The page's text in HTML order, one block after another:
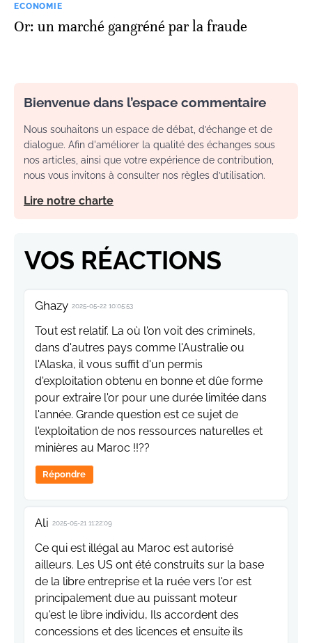
ECONOMIE
Or: un marché gangréné par la fraude
Bienvenue dans l’espace commentaire
Nous souhaitons un espace de débat, d’échange et de
dialogue. Afin d'améliorer la qualité des échanges sous
nos articles, ainsi que votre expérience de contribution,
nous vous invitons à consulter nos règles d’utilisation.
Lire notre charte
VOS RÉACTIONS
Ghazy 2025-05-22 10:05:53
Tout est relatif. La où l'on voit des criminels,
dans d'autres pays comme l'Australie ou
l'Alaska, il vous suffit d'un permis
d'exploitation obtenu en bonne et dûe forme
pour extraire l'or pour une durée limitée dans
l'année. Grande question est ce sujet de
l'exploitation de nos ressources naturelles et
minières au Maroc !!??
Répondre
Ali 2025-05-21 11:22:09
Ce qui est illégal au Maroc est autorisé
ailleurs. Les US ont été construits sur la base
de la libre entreprise et la ruée vers l'or est
principalement due au puissant moteur
qu'est le libre individu, Ils accordent des
concessions et des licences et ensuite ils